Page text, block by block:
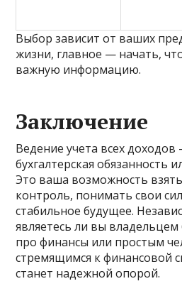
Выбор зависит от ваших
жизни, главное — начать,
важную информацию.
Заключение
Ведение учета всех
бухгалтерская обязанность
Это ваша возможность
контроль, понимать свои
стабильное будущее.
являетесь ли вы владельцем
про финансы или простым
стремящимся к финансовой
станет надежной опорой.